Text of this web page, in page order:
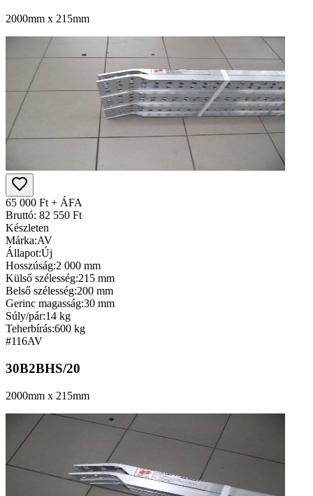
2000mm x 215mm
65 000 Ft + ÁFA
Bruttó: 82 550 Ft
Készleten
Márka:AV
Állapot:Új
Hosszúság:2 000 mm
Külső szélesség:215 mm
Belső szélesség:200 mm
Gerinc magasság:30 mm
Súly/pár:14 kg
Teherbírás:600 kg
#116AV
30B2BHS/20
2000mm x 215mm